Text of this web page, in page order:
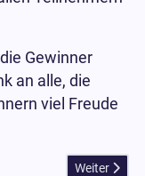
Gewinner
an alle, die
viel Freude
Download +Nächster
Weiter